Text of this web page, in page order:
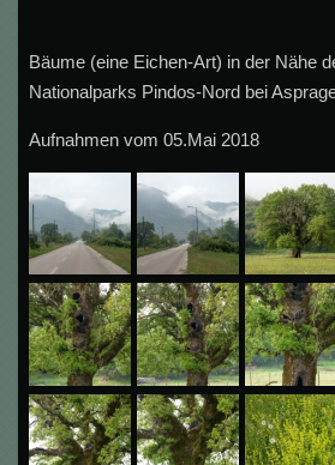
Bäume (eine Eichen-Art) in der Nähe
Nationalparks Pindos-Nord bei
Aufnahmen vom 05.Mai 2018